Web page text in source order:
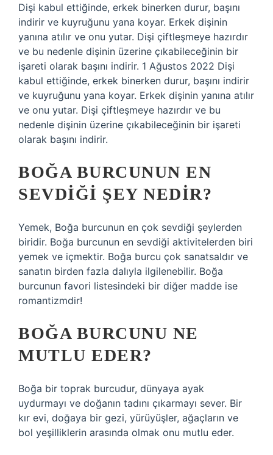
Dişi kabul ettiğinde, erkek binerken durur, başını
indirir ve kuyruğunu yana koyar. Erkek dişinin
yanına atılır ve onu yutar. Dişi çiftleşmeye hazırdır
ve bu nedenle dişinin üzerine çıkabileceğinin bir
işareti olarak başını indirir. 1 Ağustos 2022 Dişi
kabul ettiğinde, erkek binerken durur, başını indirir
ve kuyruğunu yana koyar. Erkek dişinin yanına atılır
ve onu yutar. Dişi çiftleşmeye hazırdır ve bu
nedenle dişinin üzerine çıkabileceğinin bir işareti
olarak başını indirir.
BOĞA BURCUNUN EN
SEVDIĞI ŞEY NEDIR?
Yemek, Boğa burcunun en çok sevdiği şeylerden
biridir. Boğa burcunun en sevdiği aktivitelerden biri
yemek ve içmektir. Boğa burcu çok sanatsaldır ve
sanatın birden fazla dalıyla ilgilenebilir. Boğa
burcunun favori listesindeki bir diğer madde ise
romantizmdir!
BOĞA BURCUNU NE
MUTLU EDER?
Boğa bir toprak burcudur, dünyaya ayak
uydurmayı ve doğanın tadını çıkarmayı sever. Bir
kır evi, doğaya bir gezi, yürüyüşler, ağaçların ve
bol yeşilliklerin arasında olmak onu mutlu eder.